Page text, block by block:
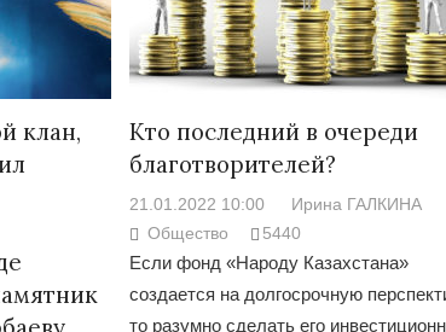
клан,
Кто последний в очереди
благотворителей?
21.01.2022 10:00
Ирина ГАЛКИНА
Общество
5440
Если фонд «Народу Казахстана»
создается на долгосрочную
то разумно сделать его